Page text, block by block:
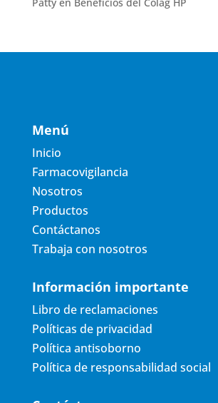
Menú
Inicio
Farmacovigilancia
Nosotros
Productos
Contáctanos
Trabaja con nosotros
Información importante
Libro de reclamaciones
Políticas de privacidad
Política antisoborno
Política de responsabilidad social